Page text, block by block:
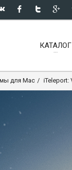
КАТАЛОГ
для Mac iTeleport: